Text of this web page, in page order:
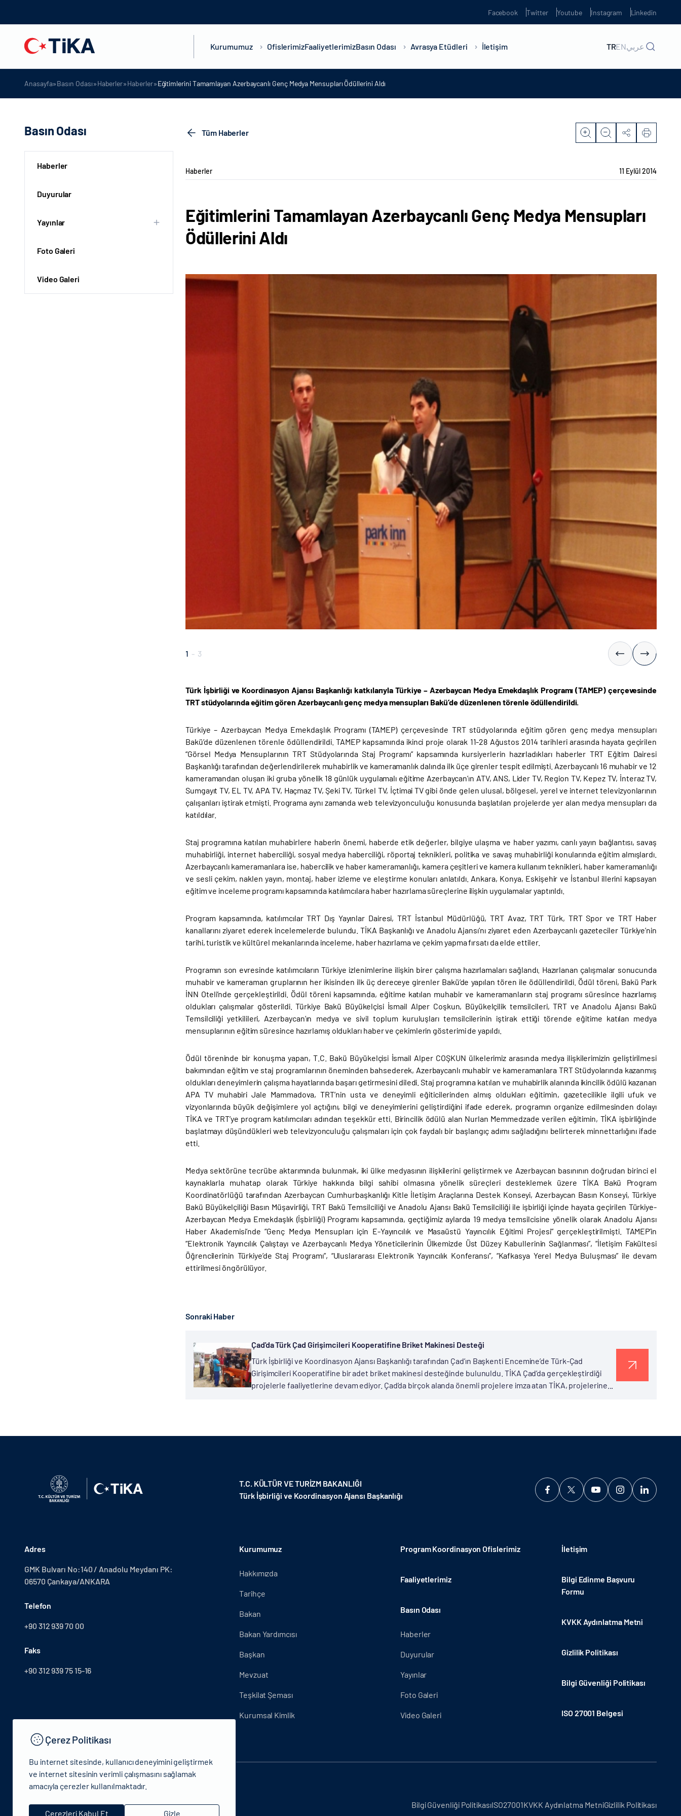
Facebook Twitter Youtube Instagram Linkedin
Kurumumuz OfislerimizFaaliyetlerimizBasın Odası Avrasya Etüdleri İletişim TRENعربي
Anasayfa»Basın Odası»Haberler»Haberler»Eğitimlerini Tamamlayan Azerbaycanlı Genç Medya Mensupları Ödüllerini Aldı
Basın Odası
Haberler
Duyurular
Yayınlar
Foto Galeri
Video Galeri
Tüm Haberler
Haberler 11 Eylül 2014
Eğitimlerini Tamamlayan Azerbaycanlı Genç Medya Mensupları
Ödüllerini Aldı
1 - 3
Türk İşbirliği ve Koordinasyon Ajansı Başkanlığı katkılarıyla Türkiye – Azerbaycan Medya Emekdaşlık Programı (TAMEP) çerçevesinde
TRT stüdyolarında eğitim gören Azerbaycanlı genç medya mensupları Bakü’de düzenlenen törenle ödüllendirildi.
Türkiye – Azerbaycan Medya Emekdaşlık Programı (TAMEP) çerçevesinde TRT stüdyolarında eğitim gören genç medya mensupları
Bakü’de düzenlenen törenle ödüllendirildi. TAMEP kapsamında ikinci proje olarak 11-28 Ağustos 2014 tarihleri arasında hayata geçirilen
“Görsel Medya Mensuplarının TRT Stüdyolarında Staj Programı” kapsamında kursiyerlerin hazırladıkları haberler TRT Eğitim Dairesi
Başkanlığı tarafından değerlendirilerek muhabirlik ve kameramanlık dalında ilk üçe girenler tespit edilmişti. Azerbaycanlı 16 muhabir ve 12
kameramandan oluşan iki gruba yönelik 18 günlük uygulamalı eğitime Azerbaycan’ın ATV, ANS, Lider TV, Region TV, Kepez TV, İnteraz TV,
Sumgayıt TV, EL TV, APA TV, Haçmaz TV, Şeki TV, Türkel TV, İçtimai TV gibi önde gelen ulusal, bölgesel, yerel ve internet televizyonlarının
çalışanları iştirak etmişti. Programa aynı zamanda web televizyonculuğu konusunda başlatılan projelerde yer alan medya mensupları da
katıldılar.
Staj programına katılan muhabirlere haberin önemi, haberde etik değerler, bilgiye ulaşma ve haber yazımı, canlı yayın bağlantısı, savaş
muhabirliği, internet haberciliği, sosyal medya haberciliği, röportaj teknikleri, politika ve savaş muhabirliği konularında eğitim almışlardı.
Azerbaycanlı kameramanlara ise, habercilik ve haber kameramanlığı, kamera çeşitleri ve kamera kullanım teknikleri, haber kameramanlığı
ve sesli çekim, naklen yayın, montaj, haber izleme ve eleştirme konuları anlatıldı. Ankara, Konya, Eskişehir ve İstanbul illerini kapsayan
eğitim ve inceleme programı kapsamında katılımcılara haber hazırlama süreçlerine ilişkin uygulamalar yaptırıldı.
Program kapsamında, katılımcılar TRT Dış Yayınlar Dairesi, TRT İstanbul Müdürlüğü, TRT Avaz, TRT Türk, TRT Spor ve TRT Haber
kanallarını ziyaret ederek incelemelerde bulundu. TİKA Başkanlığı ve Anadolu Ajansı’nı ziyaret eden Azerbaycanlı gazeteciler Türkiye’nin
tarihi, turistik ve kültürel mekanlarında inceleme, haber hazırlama ve çekim yapma fırsatı da elde ettiler.
Programın son evresinde katılımcıların Türkiye izlenimlerine ilişkin birer çalışma hazırlamaları sağlandı. Hazırlanan çalışmalar sonucunda
muhabir ve kameraman gruplarının her ikisinden ilk üç dereceye girenler Bakü’de yapılan tören ile ödüllendirildi. Ödül töreni, Bakü Park
İNN Oteli’nde gerçekleştirildi. Ödül töreni kapsamında, eğitime katılan muhabir ve kameramanların staj programı süresince hazırlamış
oldukları çalışmalar gösterildi. Türkiye Bakü Büyükelçisi İsmail Alper Coşkun, Büyükelçilik temsilcileri, TRT ve Anadolu Ajansı Bakü
Temsilciliği yetkilileri, Azerbaycan’ın medya ve sivil toplum kuruluşları temsilcilerinin iştirak ettiği törende eğitime katılan medya
mensuplarının eğitim süresince hazırlamış oldukları haber ve çekimlerin gösterimi de yapıldı.
Ödül töreninde bir konuşma yapan, T.C. Bakü Büyükelçisi İsmail Alper COŞKUN ülkelerimiz arasında medya ilişkilerimizin geliştirilmesi
bakımından eğitim ve staj programlarının öneminden bahsederek, Azerbaycanlı muhabir ve kameramanlara TRT Stüdyolarında kazanmış
oldukları deneyimlerin çalışma hayatlarında başarı getirmesini diledi. Staj programına katılan ve muhabirlik alanında ikincilik ödülü kazanan
APA TV muhabiri Jale Mammadova, TRT’nin usta ve deneyimli eğiticilerinden almış oldukları eğitimin, gazetecilikle ilgili ufuk ve
vizyonlarında büyük değişimlere yol açtığını, bilgi ve deneyimlerini geliştirdiğini ifade ederek, programın organize edilmesinden dolayı
TİKA ve TRT’ye program katılımcıları adından teşekkür etti. Birincilik ödülü alan Nurlan Memmedzade verilen eğitimin, TİKA işbirliğinde
başlatmayı düşündükleri web televizyonculuğu çalışmaları için çok faydalı bir başlangıç adımı sağladığını belirterek minnettarlığını ifade
etti.
Medya sektörüne tecrübe aktarımında bulunmak, iki ülke medyasının ilişkilerini geliştirmek ve Azerbaycan basınının doğrudan birinci el
kaynaklarla muhatap olarak Türkiye hakkında bilgi sahibi olmasına yönelik süreçleri desteklemek üzere TİKA Bakü Program
Koordinatörlüğü tarafından Azerbaycan Cumhurbaşkanlığı Kitle İletişim Araçlarına Destek Konseyi, Azerbaycan Basın Konseyi, Türkiye
Bakü Büyükelçiliği Basın Müşavirliği, TRT Bakü Temsilciliği ve Anadolu Ajansı Bakü Temsilciliği ile işbirliği içinde hayata geçirilen Türkiye-
Azerbaycan Medya Emekdaşlık (İşbirliği) Programı kapsamında, geçtiğimiz aylarda 19 medya temsilcisine yönelik olarak Anadolu Ajansı
Haber Akademisi’nde “Genç Medya Mensupları için E-Yayıncılık ve Masaüstü Yayıncılık Eğitimi Projesi” gerçekleştirilmişti. TAMEP’in
“Elektronik Yayıncılık Çalıştayı ve Azerbaycanlı Medya Yöneticilerinin Ülkemizde Üst Düzey Kabullerinin Sağlanması”, “İletişim Fakültesi
Öğrencilerinin Türkiye’de Staj Programı”, “Uluslararası Elektronik Yayıncılık Konferansı”, “Kafkasya Yerel Medya Buluşması” ile devam
ettirilmesi öngörülüyor.
Sonraki Haber
Çad'da Türk Çad Girişimcileri Kooperatifine Briket Makinesi Desteği
Türk İşbirliği ve Koordinasyon Ajansı Başkanlığı tarafından Çad’ın Başkenti Encemine’de Türk-Çad
Girişimcileri Kooperatifine bir adet briket makinesi desteğinde bulunuldu. TİKA Çad’da gerçekleştirdiği
projelerle faaliyetlerine devam ediyor. Çad’da birçok alanda önemli projelere imza atan TİKA, projelerine...
T.C. KÜLTÜR VE TURİZM BAKANLIĞI
Türk İşbirliği ve Koordinasyon Ajansı Başkanlığı
Adres
GMK Bulvarı No:140 / Anadolu Meydanı PK:
06570 Çankaya/ANKARA
Telefon
+90 312 939 70 00
Faks
+90 312 939 75 15-16
Kurumumuz
Hakkımızda
Tarihçe
Bakan
Bakan Yardımcısı
Başkan
Mevzuat
Teşkilat Şeması
Kurumsal Kimlik
Program Koordinasyon Ofislerimiz
Faaliyetlerimiz
Basın Odası
Haberler
Duyurular
Yayınlar
Foto Galeri
Video Galeri
İletişim
Bilgi Edinme Başvuru
Formu
KVKK Aydınlatma Metni
Gizlilik Politikası
Bilgi Güvenliği Politikası
ISO 27001 Belgesi
© 2024 T.C.Kültür ve Turizm Bakanlığı - Tüm hakları saklıdır. Bilgi Güvenliği PolitikasıISO27001KVKK Aydınlatma MetniGizlilik Politikası
Çerez Politikası
Bu internet sitesinde, kullanıcı deneyimini geliştirmek
ve internet sitesinin verimli çalışmasını sağlamak
amacıyla çerezler kullanılmaktadır.
Çerezleri Kabul Et Gizle